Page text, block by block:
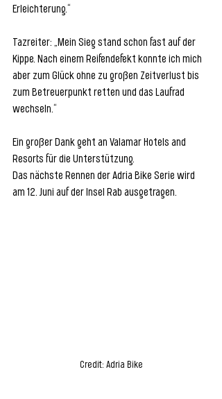
Erleichterung.“
Tazreiter: „Mein Sieg stand schon fast auf der
Kippe. Nach einem Reifendefekt konnte ich mich
aber zum Glück ohne zu großen Zeitverlust bis
zum Betreuerpunkt retten und das Laufrad
wechseln.“
Ein großer Dank geht an Valamar Hotels and
Resorts für die Unterstützung.
Das nächste Rennen der Adria Bike Serie wird
am 12. Juni auf der Insel Rab ausgetragen.
Credit: Adria Bike